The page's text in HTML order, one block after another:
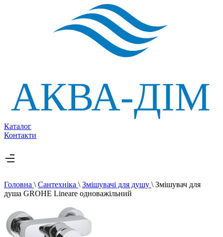
Каталог
Контакти
Головна \ Сантехніка \ Змішувачі для душу \ Змішувач для
душа GROHE Lineare одноважільний